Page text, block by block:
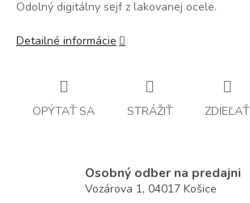
Odolný digitálny sejf z lakovanej ocele.
Detailné informácie
OPÝTAŤ SA STRÁŽIŤ ZDIEĽAŤ
Osobný odber na predajni
Vozárova 1, 04017 Košice